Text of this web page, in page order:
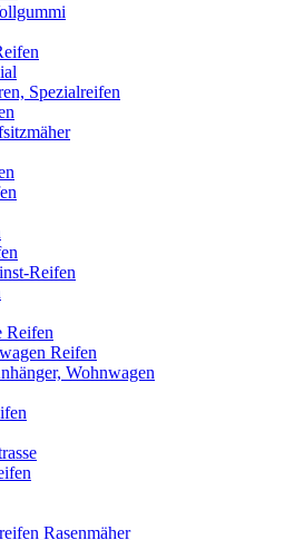
Spezialreifen
Reifen
Reifen
Reifen
Wohnwagen
Rasenmäher